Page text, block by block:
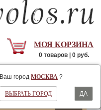
МОЯ КОРЗИНА
0 товаров | 0 руб.
Ваш город МОСКВА ?
ВЫБРАТЬ ГОРОД ДА
Открыть